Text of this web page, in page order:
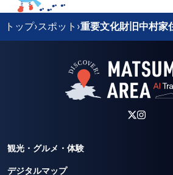
トップ›スポット ›重要文化財旧中村家
観光・グルメ・体験
デジタルマップ